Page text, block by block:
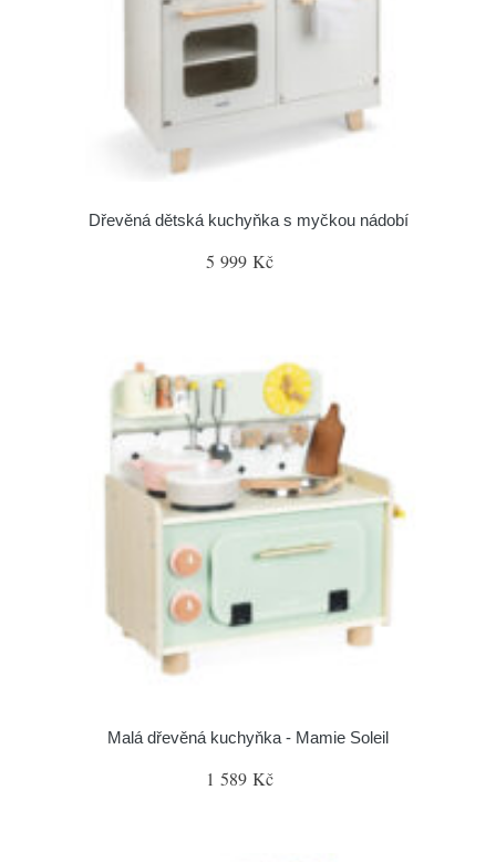
Dřevěná dětská kuchyňka s myčkou nádobí
5 999 Kč
Malá dřevěná kuchyňka - Mamie Soleil
1 589 Kč